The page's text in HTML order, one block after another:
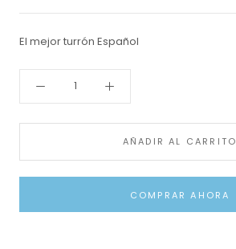
El mejor turrón Español
AÑADIR AL CARRITO
COMPRAR AHORA